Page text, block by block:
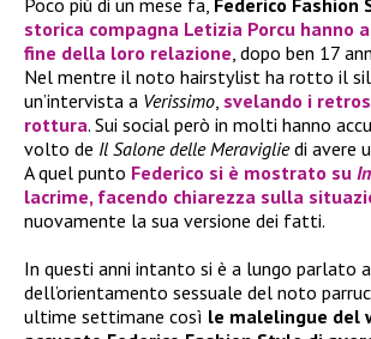
Poco più di un mese fa, Federico Fashion
storica compagna Letizia Porcu hanno
fine della loro relazione, dopo ben 17
Nel mentre il noto hairstylist ha rotto il
un’intervista a Verissimo, svelando i
rottura. Sui social però in molti hanno
volto de Il Salone delle Meravigliedi avere
A quel punto Federico si è mostrato su
lacrime, facendo chiarezza sulla
nuovamente la sua versione dei fatti.
In questi anni intanto si è a lungo parlato
dell’orientamento sessuale del noto
ultime settimane così le malelingue del